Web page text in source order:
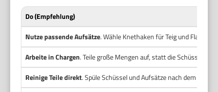
Do (Empfehlung)
Nutze passende Aufsätze. Wähle Knethaken für Teig und
Arbeite in Chargen. Teile große Mengen auf, statt die Schüssel zu
Reinige Teile direkt. Spüle Schüssel und Aufsätze nach dem